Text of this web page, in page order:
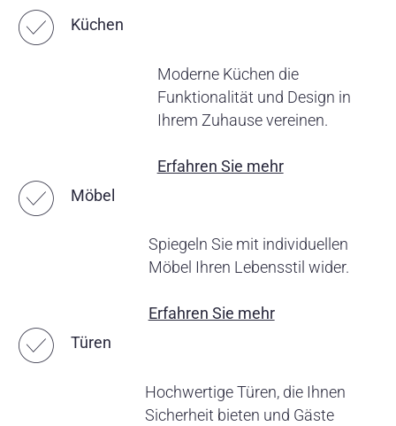
☑︎ Küchen
Moderne Küchen die
Funktionalität und Design in
Ihrem Zuhause vereinen.
Erfahren Sie mehr
☑︎ Möbel
Spiegeln Sie mit individuellen
Möbel Ihren Lebensstil wider.
Erfahren Sie mehr
☑︎ Türen
Hochwertige Türen, die Ihnen
Sicherheit bieten und Gäste